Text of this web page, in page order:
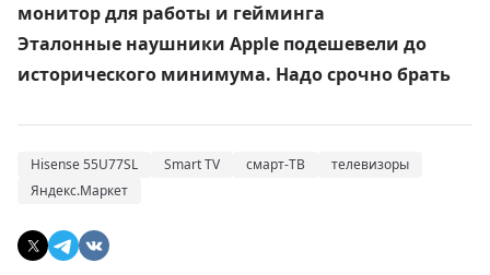
монитор для работы и гейминга
Эталонные наушники Apple подешевели до
исторического минимума. Надо срочно брать
Hisense 55U77SL Smart TV смарт-ТВ
телевизоры
Яндекс.Маркет